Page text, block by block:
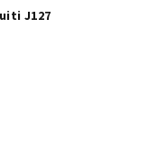
J127